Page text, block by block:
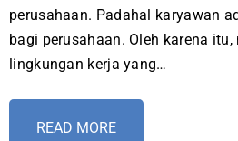
perusahaan. Padahal karyawan
bagi perusahaan. Oleh karena
lingkungan kerja yang…
READ MORE